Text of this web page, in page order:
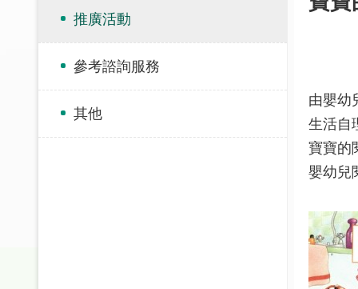
推廣活動
參考諮詢服務
其他
由嬰幼
生活自
寶寶的
嬰幼兒